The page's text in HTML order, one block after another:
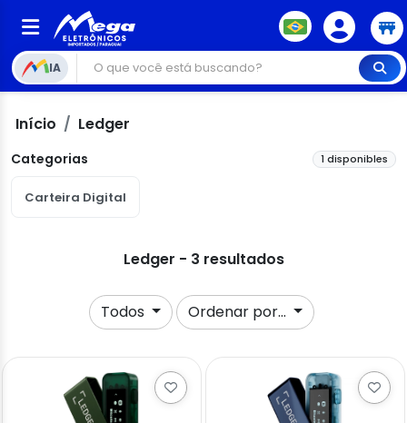
IA
Início Ledger
Categorias 1 disponibles
Carteira Digital
Ledger - 3 resultados
Todos Ordenar por...